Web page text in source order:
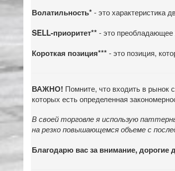
Волатильность*- это характеристика
SELL-приоритет**- это преобладающее
Короткая позиция***- это позиция,
ВАЖНО! Помните, что входить в рынок
которых есть определенная
В своей торговле я использую
на резко повышающемся объеме с
Благодарю вас за внимание, дорогие